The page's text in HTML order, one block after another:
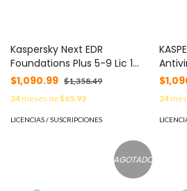
Kaspersky Next EDR
Foundations Plus 5-9 Lic 1
Año C/U KL4065ZAEF8 -
$1,090.99 $1,358.49
24meses de$65.93
LICENCIAS / SUSCRIPCIONES
24
AGOTADO